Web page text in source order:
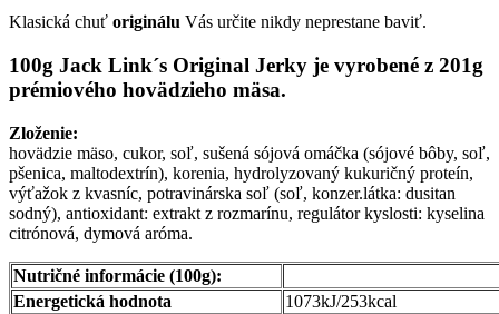
Klasická chuť originálu Vás určite nikdy neprestane baviť.
100g Jack Link´s Original Jerky je vyrobené z 201g
prémiového hovädzieho mäsa.
Zloženie:
hovädzie mäso, cukor, soľ, sušená sójová omáčka (sójové bôby, soľ,
pšenica, maltodextrín), korenia, hydrolyzovaný kukuričný proteín,
výťažok z kvasníc, potravinárska soľ (soľ, konzer.látka: dusitan
sodný), antioxidant: extrakt z rozmarínu, regulátor kyslosti: kyselina
citrónová, dymová aróma.
Nutričné informácie (100g):
Energetická hodnota
1073kJ/253kcal